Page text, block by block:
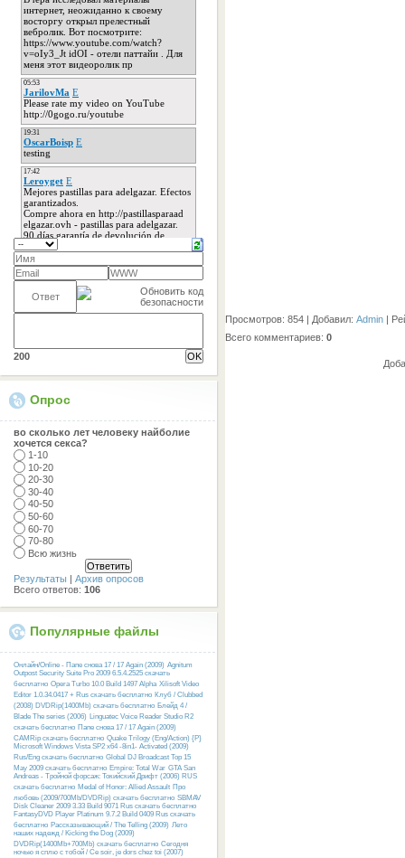
200
Опрос
во сколько лет человеку найболие
хочется секса?
1-10
10-20
20-30
30-40
40-50
50-60
60-70
70-80
Всю жизнь
Результаты
Архив опросов
Всего ответов: 106
Популярные файлы
Онлайн/Online - Папе снова 17 / 17 Again (2009) Agnitum
Outpost Security Suite Pro 2009 6.5.4.2525 скачать
бесплатно Opera Turbo 10.0 Build 1497 Alpha Xilisoft Video
Editor 1.0.34.0417 + Rus скачать бесплатно Клуб / Clubbed
(2008) DVDRip(1400Mb) скачать бесплатно Блейд 4 /
Blade The series (2006) Linguatec Voice Reader Studio R2
скачать бесплатно Папе снова 17 / 17 Again (2009)
CAMRip скачать бесплатно Quake Trilogy (Eng/Action) {P}
Microsoft Windows Vista SP2 x64 -8in1- Activated (2009)
Rus/Eng скачать бесплатно Global DJ Broadcast Top 15
May 2009 скачать бесплатно Empire: Total War GTA San
Andreas - Тройной форсаж: Токийский Дрифт (2006) RUS
скачать бесплатно Medal of Honor: Allied Assault Про
любовь (2009/700Mb/DVDRip) скачать бесплатно SBMAV
Disk Cleaner 2009 3.33 Build 9071 Rus скачать бесплатно
FantasyDVD Player Platinum 9.7.2 Build 0409 Rus скачать
бесплатно Рассказывающий / The Telling (2009) Лето
наших надежд / Kicking the Dog (2009)
DVDRip(1400Mb+700Mb) скачать бесплатно Сегодня
ночью я сплю с тобой / Ce soir, je dors chez toi (2007)
Просмотров: 854 | Добавил: Admin |
Всего комментариев: 0